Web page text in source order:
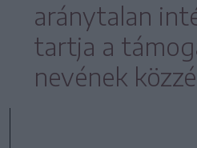
aránytalan
tartja a
nevének